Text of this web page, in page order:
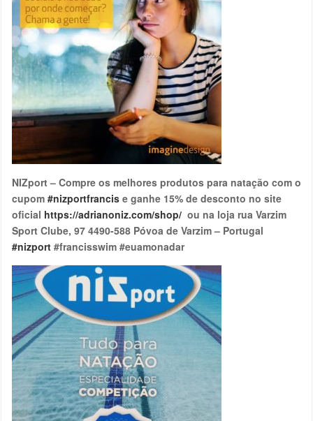
NIZport – Compre os melhores produtos para natação com o
cupom #nizportfrancis e ganhe 15% de desconto no site
oficial https://adrianoniz.com/shop/ ou na loja rua Varzim
Sport Clube, 97 4490-588 Póvoa de Varzim – Portugal
#nizport #francisswim #euamonadar